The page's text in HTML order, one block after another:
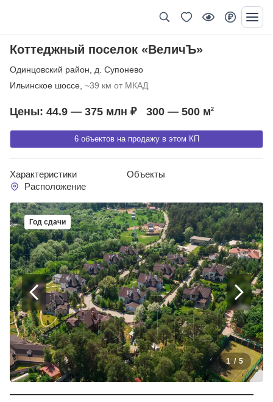
Коттеджный поселок «ВеличЪ»
Одинцовский район
д. Супонево
Ильинское шоссе, ~39 км от МКАД
6 объектов на продажу в этом КП
Цены: 44.9 — 375 млн ₽ 300 — 500 м2
Характеристики
Объекты
Расположение
Год сдачи
1/5